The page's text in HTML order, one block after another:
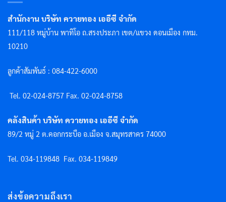
สำนักงาน บริษัท ควายทอง เออีซี จำกัด
111/118 หมู่บ้าน พาทิโอ ถ.สรงประภา เขต/แขวง ดอนเมือง กทม.
10210
ลูกค้าสัมพันธ์ : 084-422-6000
Tel. 02-024-8757 Fax. 02-024-8758
คลังสินค้า บริษัท ควายทอง เออีซี จำกัด
89/2 หมู่ 2 ต.คอกกระบือ อ.เมือง จ.สมุทรสาคร 74000
Tel. 034-119848 Fax. 034-119849
ส่งข้อความถึงเรา